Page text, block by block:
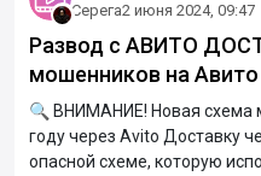
Серега2 июня 2024, 09:47
Развод с АВИТО
мошенников на Авито
🔍 ВНИМАНИЕ! Новая схема
году через Avito Доставку
опасной схеме, которую